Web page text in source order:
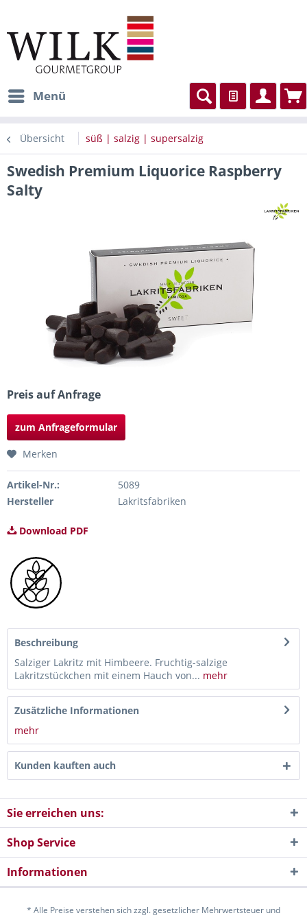
Menü
Übersicht süß | salzig | supersalzig
Swedish Premium Liquorice Raspberry
Salty
Preis auf Anfrage
zum Anfrageformular
Merken
Artikel-Nr.:
5089
Hersteller
Lakritsfabriken
Download PDF
Beschreibung
Salziger Lakritz mit Himbeere. Fruchtig-salzige
Lakritzstückchen mit einem Hauch von... mehr
Zusätzliche Informationen
mehr
Kunden kauften auch
Sie erreichen uns:
Shop Service
Informationen
* Alle Preise verstehen sich zzgl. gesetzlicher Mehrwertsteuer und